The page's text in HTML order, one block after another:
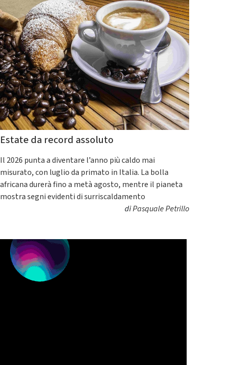
Estate da record assoluto
Il 2026 punta a diventare l’anno più caldo mai
misurato, con luglio da primato in Italia. La bolla
africana durerà fino a metà agosto, mentre il pianeta
mostra segni evidenti di surriscaldamento
diPasquale Petrillo